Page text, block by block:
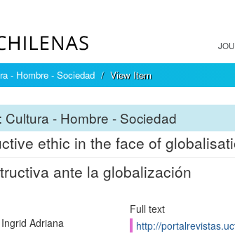
- Hombre - Sociedad View Item
Cultura - Hombre - Sociedad
ethic in the face of
ante la globalización
Adriana
Full text
http://